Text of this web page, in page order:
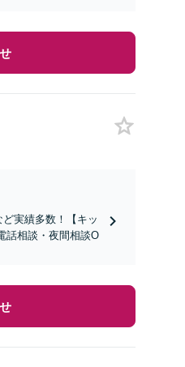
実績多数！【キッ
話相談・夜間相談O